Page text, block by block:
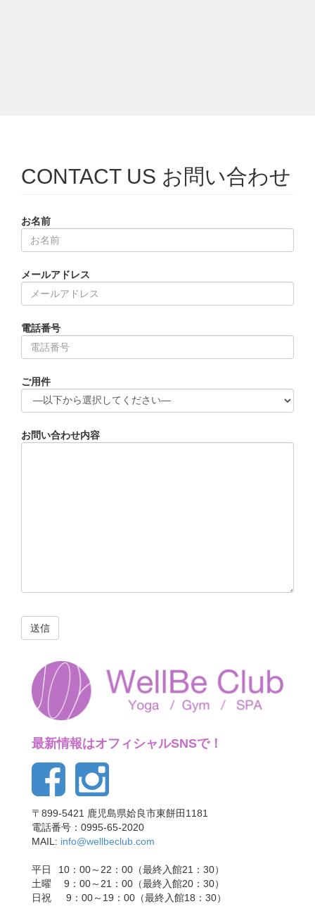
CONTACT US お問い合わせ
お名前
メールアドレス
電話番号
ご用件
お問い合わせ内容
この
フィ
空の
まま
にし
ださ
い。
最新情報はオフィシャルSNSで！
〒899-5421 鹿児島県姶良市東餅田1181
電話番号：0995-65-2020
MAIL: info@wellbeclub.com
平日
10：00～22：00（最終入館21：30）
土曜
9：00～21：00（最終入館20：30）
日祝
9：00～19：00（最終入館18：30）